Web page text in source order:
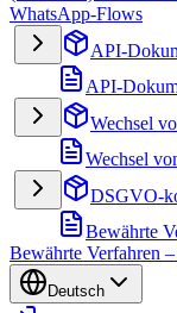
WhatsApp-Flows
API-
API-
Wechsel
Wechsel
DSGVO-
Bewährte
Bewährte Verfahren
Deutsch